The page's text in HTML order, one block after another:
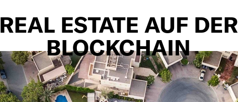
REAL ESTATE AUF DER
BLOCKCHAIN